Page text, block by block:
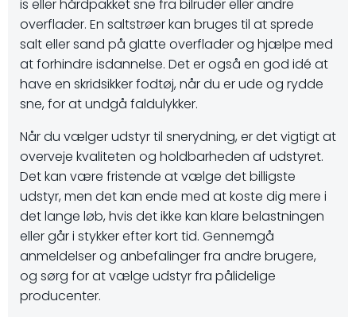
is eller hårdpakket sne fra bilruder eller andre
overflader. En saltstrøer kan bruges til at sprede
salt eller sand på glatte overflader og hjælpe med
at forhindre isdannelse. Det er også en god idé at
have en skridsikker fodtøj, når du er ude og rydde
sne, for at undgå faldulykker.
Når du vælger udstyr til snerydning, er det vigtigt at
overveje kvaliteten og holdbarheden af ​​udstyret.
Det kan være fristende at vælge det billigste
udstyr, men det kan ende med at koste dig mere i
det lange løb, hvis det ikke kan klare belastningen
eller går i stykker efter kort tid. Gennemgå
anmeldelser og anbefalinger fra andre brugere,
og sørg for at vælge udstyr fra pålidelige
producenter.